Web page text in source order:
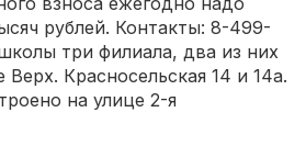
рублей. Контакты: 8-499-
три филиала, два из них
Верх. Красносельская 14 и 14а.
на улице 2-я